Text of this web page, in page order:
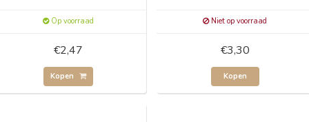
Op voorraad
€2,47
Kopen
Niet op voorraad
€3,30
Kopen